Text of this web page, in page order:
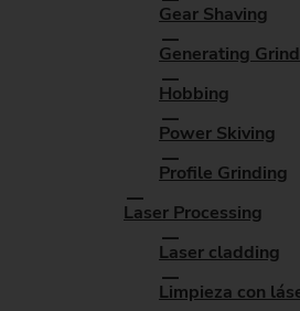
Gear Shaving
Generating
Hobbing
Power Skiving
Profile Grinding
Laser Processing
Laser cladding
Limpieza con